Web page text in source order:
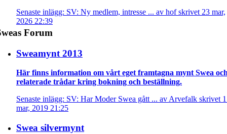
Senaste inlägg: SV: Ny medlem, intresse ... av hof skrivet 23 mar,
2026 22:39
Forum
Sweamynt 2013
Här finns information om vårt eget framtagna mynt Swea
relaterade trådar kring bokning och beställning.
Senaste inlägg: SV: Har Moder Swea gått ... av Arvefalk skrivet
mar, 2019 21:25
Swea silvermynt